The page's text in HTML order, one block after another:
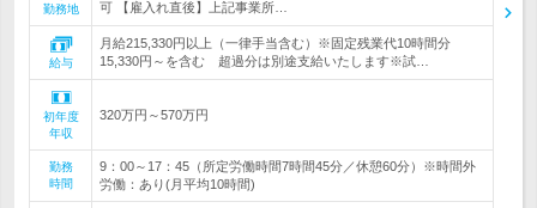
勤務地
可 【雇入れ直後】上記事業所…
給与
月給215,330円以上（一律手当含む）※固定残業代10時間分
15,330円～を含む 超過分は別途支給いたします※試…
初年度
年収
320万円～570万円
勤務
時間
9：00～17：45（所定労働時間7時間45分／休憩60分）※時間外
労働：あり(月平均10時間)